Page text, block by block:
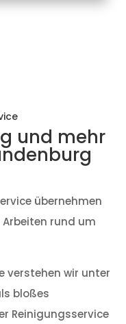
und mehr
übernehmen
rund um
verstehen wir unter
bloßes
Reinigungsservice